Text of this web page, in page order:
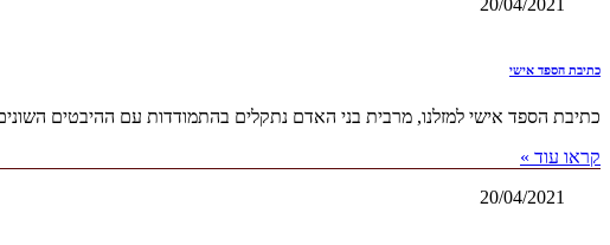
כתיבת הספד אישי
כתיבת הספד אישי למזלנו, מרבית בני האדם נתקלים בהתמודדות עם ההיבטים
קראו עוד »
20/04/2021